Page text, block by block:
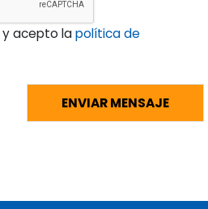
y acepto lapolítica de